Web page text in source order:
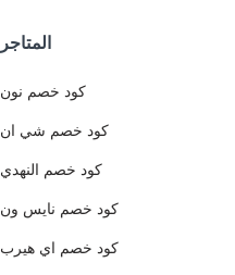
المتاجر
كود خصم نون
كود خصم شي ان
كود خصم النهدي
كود خصم نايس ون
كود خصم اي هيرب